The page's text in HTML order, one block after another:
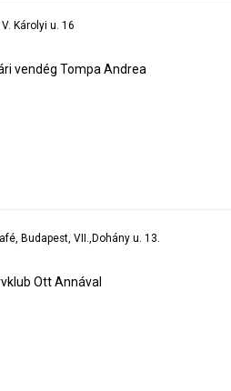
Károlyi u. 16
vendég Tompa Andrea
Budapest, VII.,Dohány u. 13.
Ott Annával